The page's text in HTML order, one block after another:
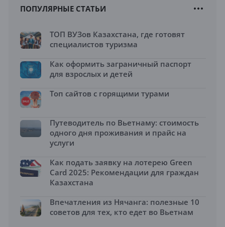
ПОПУЛЯРНЫЕ СТАТЬИ
ТОП ВУЗов Казахстана, где готовят
специалистов туризма
Как оформить заграничный паспорт
для взрослых и детей
Топ сайтов с горящими турами
Путеводитель по Вьетнаму: стоимость
одного дня проживания и прайс на
услуги
Как подать заявку на лотерею Green
Card 2025: Рекомендации для граждан
Казахстана
Впечатления из Нячанга: полезные 10
советов для тех, кто едет во Вьетнам